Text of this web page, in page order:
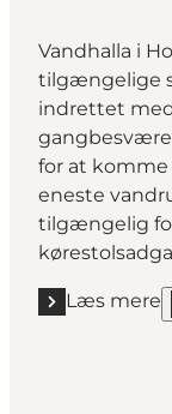
Vandhalla i
tilgængelige
indrettet
for at komme
eneste
tilgængelig
Læs mere
Læs mere